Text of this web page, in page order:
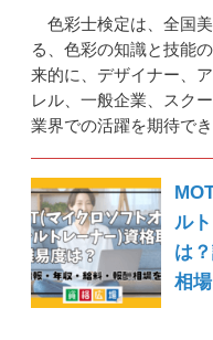
色彩士検定は、全国
る、色彩の知識と技能
来的に、デザイナー、
レル、一般企業、スク
業界での活躍を期待でき
ル
は
相